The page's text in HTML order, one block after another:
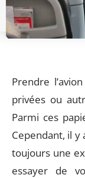
Prendre
privées ou
Parmi ces
Cependant, il y
toujours une
essayer de